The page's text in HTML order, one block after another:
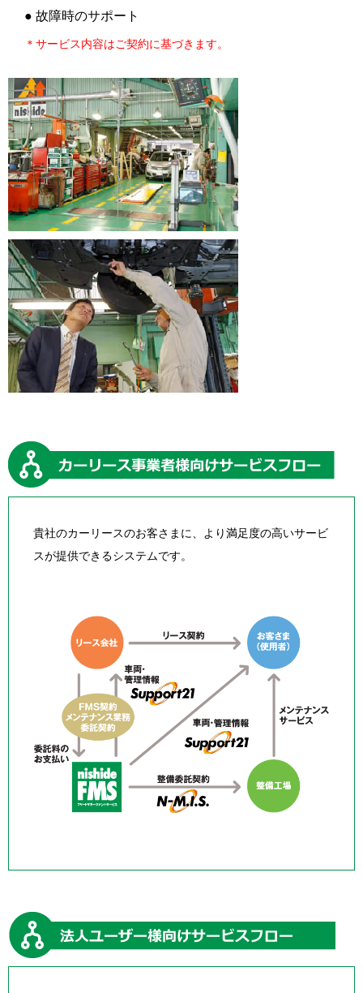
● 故障時のサポート
＊サービス内容はご契約に基づきます。
貴社のカーリースのお客さまに、より満足度の高いサービ
スが提供できるシステムです。